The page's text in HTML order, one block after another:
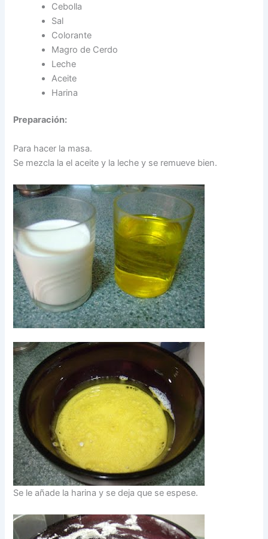
Cebolla
Sal
Colorante
Magro de Cerdo
Leche
Aceite
Harina
Preparación:
Para hacer la masa.
Se mezcla la el aceite y la leche y se remueve bien.
Se le añade la harina y se deja que se espese.